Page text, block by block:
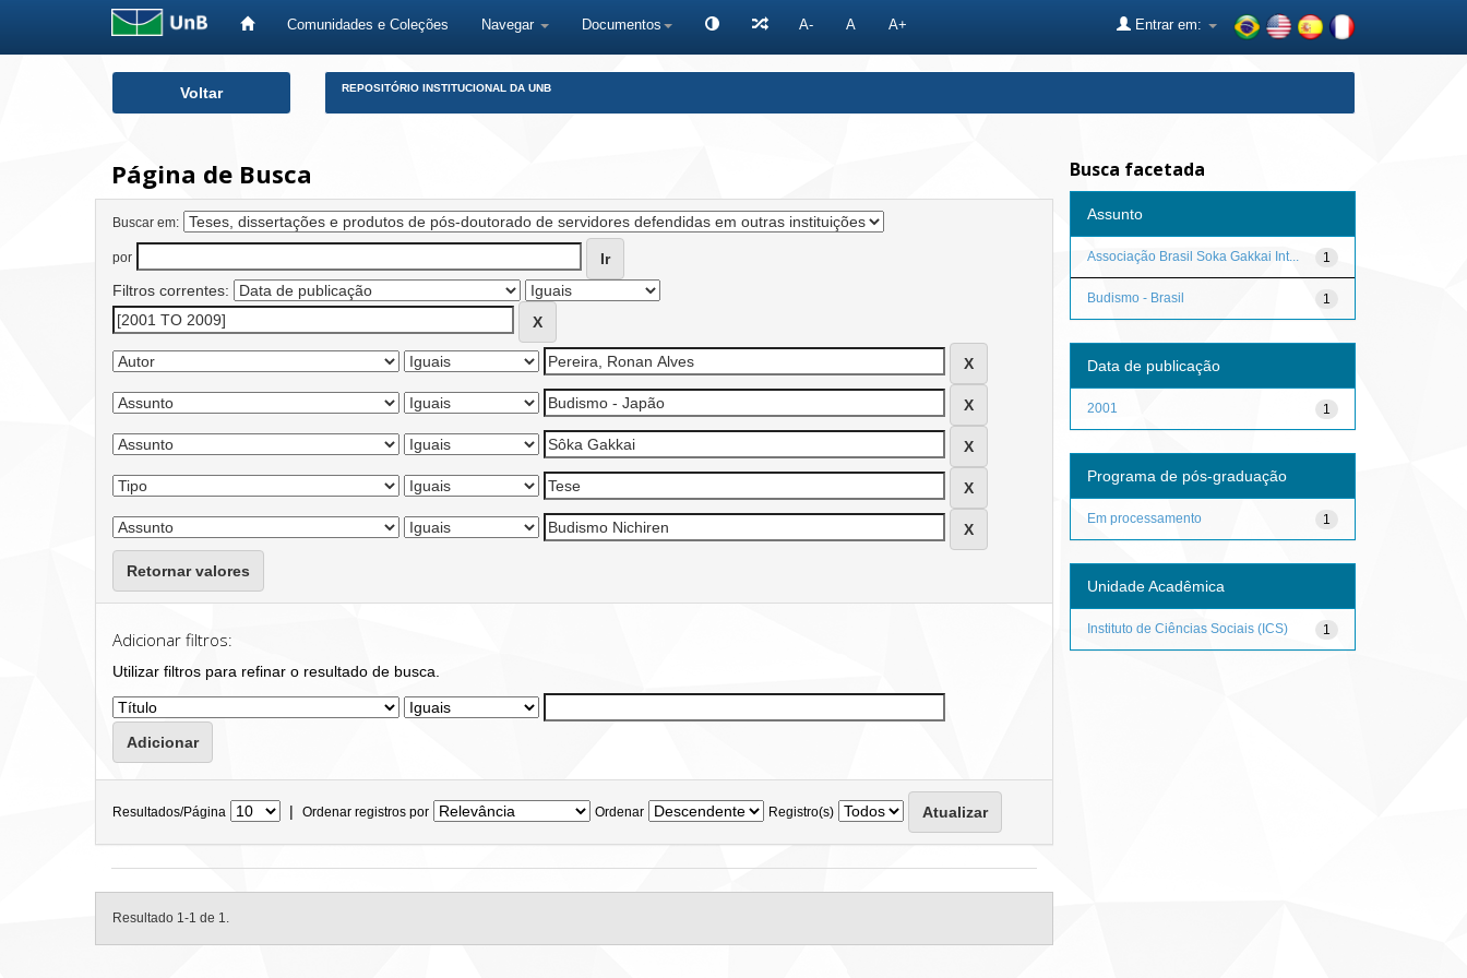
Comunidades e Coleções Navegar Documentos A- A A+ Entrar em:
Voltar REPOSITÓRIO INSTITUCIONAL DA UNB
Página de Busca
Buscar em:
por
Filtros correntes:
Retornar valores
Adicionar filtros:
Utilizar filtros para refinar o resultado de busca.
Resultados/Página | Ordenar registros por Ordenar Registro(s)
Resultado 1-1 de 1.
Busca facetada
Assunto
1
Associação Brasil Soka Gakkai Int...
1
Budismo - Brasil
Data de publicação
1
2001
Programa de pós-graduação
1
Em processamento
Unidade Acadêmica
1
Instituto de Ciências Sociais (ICS)